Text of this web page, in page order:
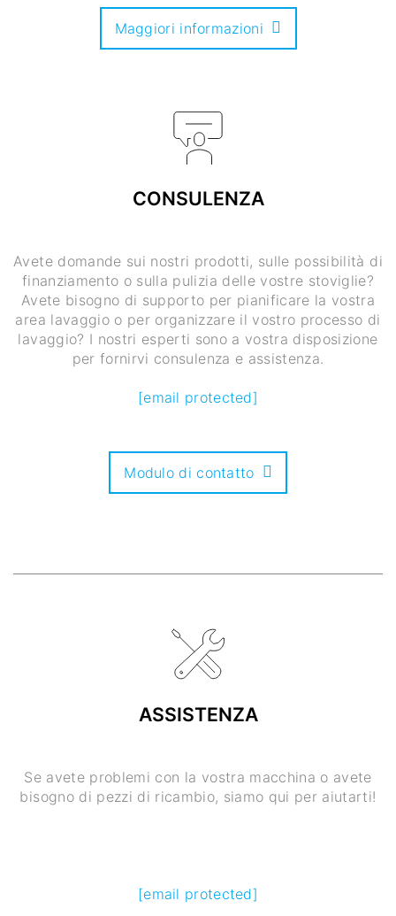
Maggiori informazioni
CONSULENZA
Avete domande sui nostri prodotti, sulle possibilità di
finanziamento o sulla pulizia delle vostre stoviglie?
Avete bisogno di supporto per pianificare la vostra
area lavaggio o per organizzare il vostro processo di
lavaggio? I nostri esperti sono a vostra disposizione
per fornirvi consulenza e assistenza.
[email protected]
Modulo di contatto
ASSISTENZA
Se avete problemi con la vostra macchina o avete
bisogno di pezzi di ricambio, siamo qui per aiutarti!
[email protected]